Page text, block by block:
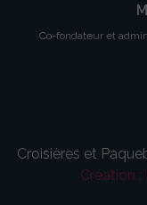
Co-fondateur et
Croisières et
Création